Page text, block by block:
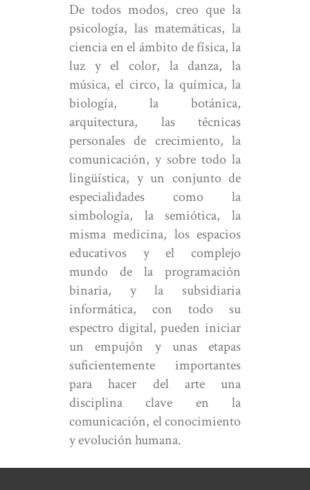
De todos modos, creo que la
psicología, las matemáticas, la
ciencia en el ámbito de física, la
luz y el color, la danza, la
música, el circo, la química, la
biología, la botánica,
arquitectura, las técnicas
personales de crecimiento, la
comunicación, y sobre todo la
lingüística, y un conjunto de
especialidades como la
simbología, la semiótica, la
misma medicina, los espacios
educativos y el complejo
mundo de la programación
binaria, y la subsidiaria
informática, con todo su
espectro digital, pueden iniciar
un empujón y unas etapas
suficientemente importantes
para hacer del arte una
disciplina clave en la
comunicación, el conocimiento
y evolución humana.